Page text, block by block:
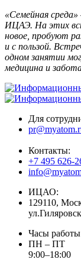
«Семейная
ИЦАЭ. На этих
новое, пробуют
и с пользой.
одном занятии
медицина и
Для
Контакты:
+7 495 626-
ИЦАО:
129110,
Часы
ПН – ПТ
9:00–18:00